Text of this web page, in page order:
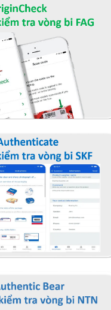
Vòng bi - Bạc đạn